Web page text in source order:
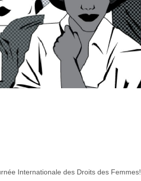
Internationale des Droits des Femmes!